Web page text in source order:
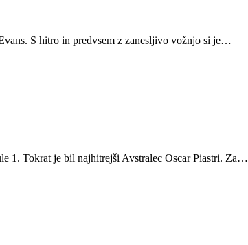
S hitro in predvsem z zanesljivo vožnjo si je…
1. Tokrat je bil najhitrejši Avstralec Oscar Piastri. Za…